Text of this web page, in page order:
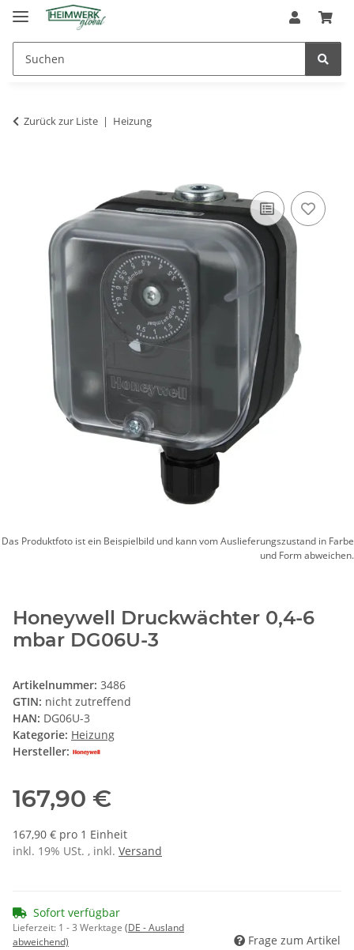
Zurück zur Liste Heizung
Das Produktfoto ist ein Beispielbild und kann vom Auslieferungszustand in Farbe
und Form abweichen.
Honeywell Druckwächter 0,4-6
mbar DG06U-3
Artikelnummer: 3486
GTIN: nicht zutreffend
HAN: DG06U-3
Kategorie: Heizung
Hersteller:
167,90 €
167,90 € pro 1 Einheit
inkl. 19% USt. , inkl. Versand
Sofort verfügbar
Lieferzeit: 1 - 3 Werktage (DE - Ausland
abweichend)
Frage zum Artikel